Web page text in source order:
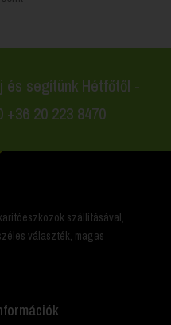
és segítünk Hétfőtől -
20 223 8470
szállításával,
választék, magas